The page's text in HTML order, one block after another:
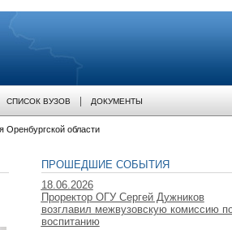
СПИСОК ВУЗОВ ДОКУМЕНТЫ
Оренбургской области
ПРОШЕДШИЕ СОБЫТИЯ
18.06.2026
Проректор ОГУ Сергей Дужников
возглавил межвузовскую комиссию
воспитанию